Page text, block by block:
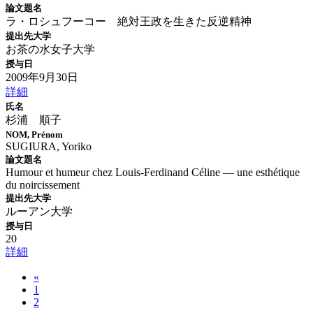
論文題名
ラ・ロシュフーコー 絶対王政を生きた反逆精神
提出先大学
お茶の水女子大学
授与日
2009年9月30日
詳細
氏名
杉浦 順子
NOM, Prénom
SUGIURA, Yoriko
論文題名
Humour et humeur chez Louis-Ferdinand Céline ― une esthétique
du noircissement
提出先大学
ルーアン大学
授与日
20
詳細
«
1
2